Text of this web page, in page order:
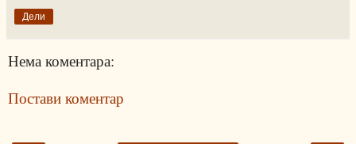
Дели
Нема коментара:
Постави коментар